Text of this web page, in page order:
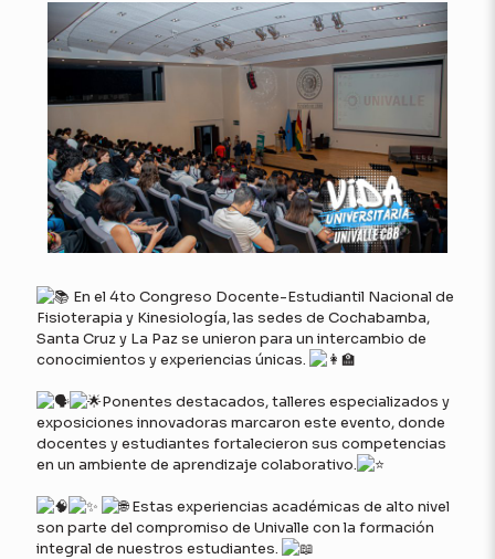
En el 4to Congreso Docente-Estudiantil Nacional de
Fisioterapia y Kinesiología, las sedes de Cochabamba,
Santa Cruz y La Paz se unieron para un intercambio de
conocimientos y experiencias únicas.
Ponentes destacados, talleres especializados y
exposiciones innovadoras marcaron este evento, donde
docentes y estudiantes fortalecieron sus competencias
en un ambiente de aprendizaje colaborativo.
Estas experiencias académicas de alto nivel
son parte del compromiso de Univalle con la formación
integral de nuestros estudiantes.